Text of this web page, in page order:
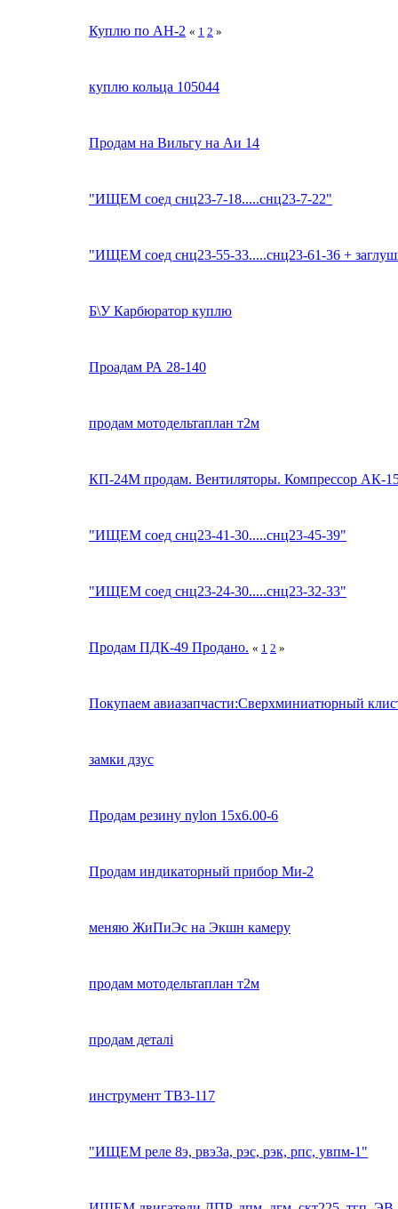
Куплю по АН-2 « 1 2 »
куплю кольца 105044
Продам на Вильгу на Аи 14
"ИЩЕМ соед снц23-7-18.....снц23-7-22"
"ИЩЕМ соед снц23-55-33.....снц23-61-36 +
Б\У Карбюратор куплю
Проадам РА 28-140
продам мотодельтаплан т2м
КП-24М продам. Вентиляторы. Компрессор АК-
"ИЩЕМ соед снц23-41-30.....снц23-45-39"
"ИЩЕМ соед снц23-24-30.....снц23-32-33"
Продам ПДК-49 Продано. « 1 2 »
Покупаем авиазапчасти:Сверхминиатюрный
замки дзус
Продам резину nylon 15x6.00-6
Продам индикаторный прибор Ми-2
меняю ЖиПиЭс на Экшн камеру
продам мотодельтаплан т2м
продам деталі
инструмент ТВ3-117
"ИЩЕМ реле 8э, рвэ3а, рэс, рэк, рпс, увпм-1"